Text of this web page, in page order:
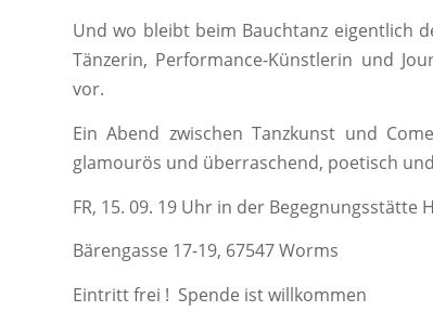
Und wo bleibt beim Bauchtanz eigentlich
Tänzerin, Performance-Künstlerin und
vor.
Ein Abend zwischen Tanzkunst und
glamourös und überraschend, poetisch
FR, 15. 09. 19 Uhr in der Begegnungsstätte
Bärengasse 17-19, 67547 Worms
Eintritt frei ! Spende ist willkommen